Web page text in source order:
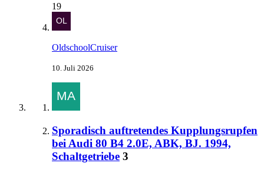
19
OldschoolCruiser
10. Juli 2026
Sporadisch auftretendes Kupplungsrupfen
bei Audi 80 B4 2.0E, ABK, BJ. 1994,
Schaltgetriebe 3